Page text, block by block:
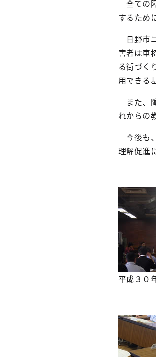
全ての
するため
日野市
害者は車
る街づく
用できる
また、
れからの
今後も
理解促進
平成３０